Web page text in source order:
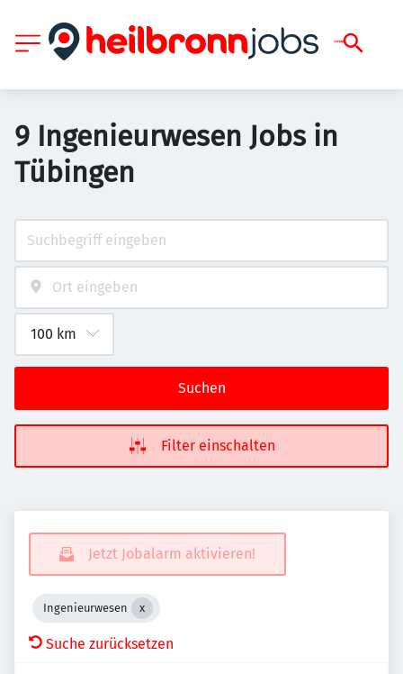
9 Ingenieurwesen Jobs in
Tübingen
Suchen
Filter einschalten
Jetzt Jobalarm aktivieren!
Ingenieurwesen
Suche zurücksetzen